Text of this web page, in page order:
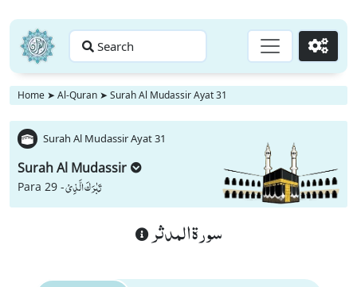
Search Go
Home ➤ Al-Quran ➤ Surah Al Mudassir Ayat 31
Surah Al Mudassir Ayat 31
Surah Al Mudassir
Para 29 -تَبٰرَكَ الَّذِیْ
سورة المدثر